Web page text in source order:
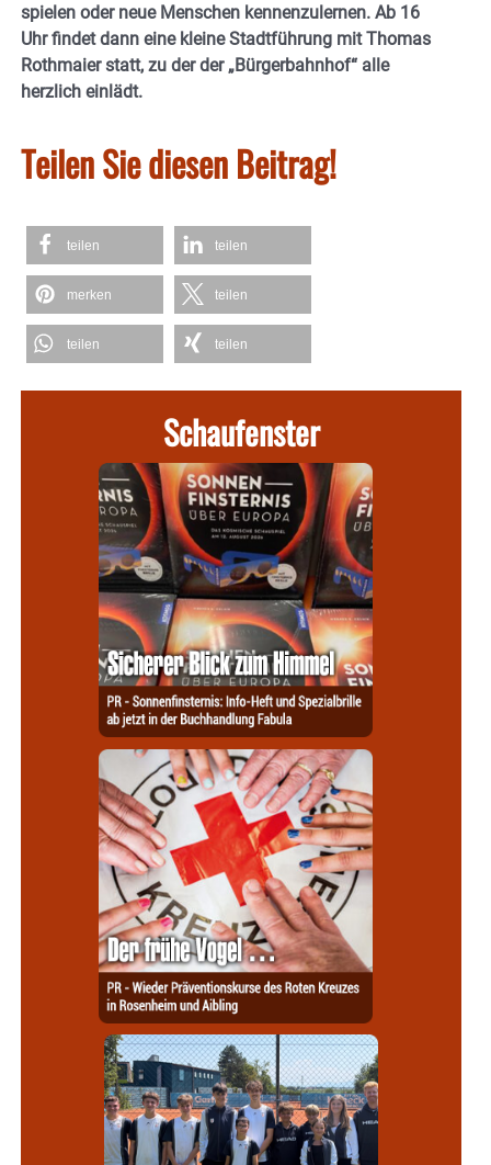
spielen oder neue Menschen kennenzulernen. Ab 16
Uhr findet dann eine kleine Stadtführung mit Thomas
Rothmaier statt, zu der der „Bürgerbahnhof“ alle
herzlich einlädt.
Teilen Sie diesen Beitrag!
teilen teilen
merken teilen
teilen teilen
Schaufenster